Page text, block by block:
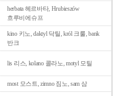
herbata 헤르바타, Hrubieszów
흐루비에슈프
kino 키노, daktyl 닥틸, król 크룰, bank
반크
lis 리스, kolano 콜라노, motyl 모틸
most 모스트, zimno 짐노, sam 삼